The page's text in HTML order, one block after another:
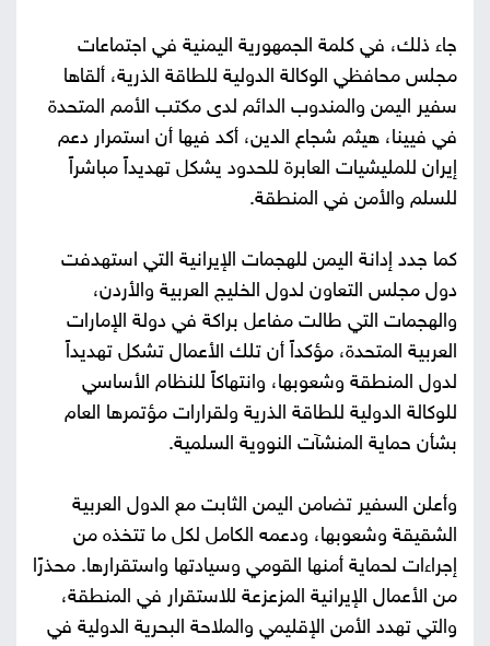
جاء ذلك، في كلمة الجمهورية اليمنية في اجتماعات
مجلس محافظي الوكالة الدولية للطاقة الذرية، ألقاها
سفير اليمن والمندوب الدائم لدى مكتب الأمم المتحدة
في فيينا، هيثم شجاع الدين، أكد فيها أن استمرار دعم
إيران للمليشيات العابرة للحدود يشكل تهديداً مباشراً
للسلم والأمن في المنطقة.
كما جدد إدانة اليمن للهجمات الإيرانية التي استهدفت
دول مجلس التعاون لدول الخليج العربية والأردن،
والهجمات التي طالت مفاعل براكة في دولة الإمارات
العربية المتحدة، مؤكداً أن تلك الأعمال تشكل تهديداً
لدول المنطقة وشعوبها، وانتهاكاً للنظام الأساسي
للوكالة الدولية للطاقة الذرية ولقرارات مؤتمرها العام
بشأن حماية المنشآت النووية السلمية.
وأعلن السفير تضامن اليمن الثابت مع الدول العربية
الشقيقة وشعوبها، ودعمه الكامل لكل ما تتخذه من
إجراءات لحماية أمنها القومي وسيادتها واستقرارها. محذرًا
من الأعمال الإيرانية المزعزعة للاستقرار في المنطقة،
والتي تهدد الأمن الإقليمي والملاحة البحرية الدولية في